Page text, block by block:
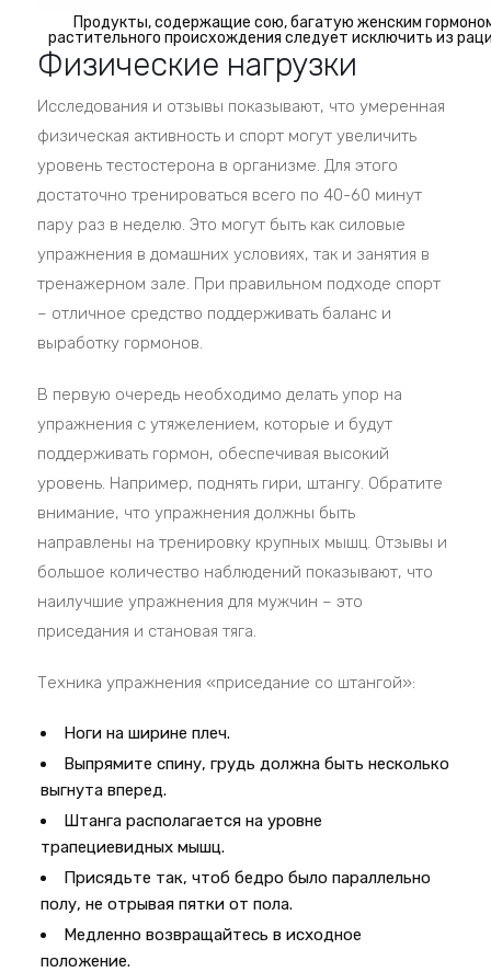
Продукты, содержащие сою, багатую женским
растительного происхождения следует исключить из
Физические нагрузки
Исследования и отзывы показывают, что умеренная
физическая активность и спорт могут увеличить
уровень тестостерона в организме. Для этого
достаточно тренироваться всего по 40-60 минут
пару раз в неделю. Это могут быть как силовые
упражнения в домашних условиях, так и занятия в
тренажерном зале. При правильном подходе спорт
– отличное средство поддерживать баланс и
выработку гормонов.
В первую очередь необходимо делать упор на
упражнения с утяжелением, которые и будут
поддерживать гормон, обеспечивая высокий
уровень. Например, поднять гири, штангу. Обратите
внимание, что упражнения должны быть
направлены на тренировку крупных мышц. Отзывы и
большое количество наблюдений показывают, что
наилучшие упражнения для мужчин – это
приседания и становая тяга.
Техника упражнения «приседание со штангой»:
Ноги на ширине плеч.
Выпрямите спину, грудь должна быть несколько
выгнута вперед.
Штанга располагается на уровне
трапециевидных мышц.
Присядьте так, чтоб бедро было параллельно
полу, не отрывая пятки от пола.
Медленно возвращайтесь в исходное
положение.